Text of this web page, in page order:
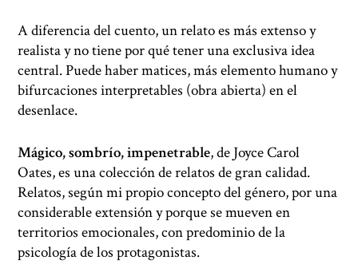
A diferencia del cuento, un relato es más extenso y
realista y no tiene por qué tener una exclusiva idea
central. Puede haber matices, más elemento humano y
bifurcaciones interpretables (obra abierta) en el
desenlace.
Mágico, sombrío, impenetrable, de Joyce Carol
Oates, es una colección de relatos de gran calidad.
Relatos, según mi propio concepto del género, por una
considerable extensión y porque se mueven en
territorios emocionales, con predominio de la
psicología de los protagonistas.